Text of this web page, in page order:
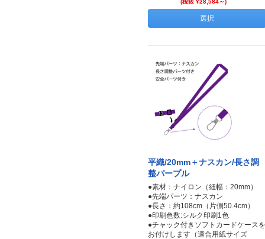
(税抜 ¥28,584～)
選択
平織/20mm＋ナスカン/長さ調
整パープル
●素材：ナイロン（紐幅：20mm）
●先端パーツ：ナスカン
●長さ：約108cm（片側50.4cm）
●印刷色数:シルク印刷1色
●チャック付きソフトカードケースを
お付けします（適合用紙サイズ